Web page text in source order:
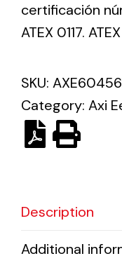
de necesidades.
Solar lighting
certificación
ATEX 0117.
SKU:
Category: Axi
Description
Additional